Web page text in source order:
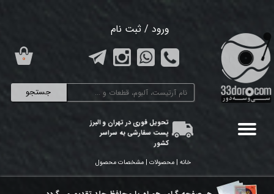
جستجو
ورود / ثبت نام
تغییر گذر واژه
سفارشات
تحویل فوری در تهران و البرز
پست سفارشی به سراسر
کشور
۰
خانه | محصولات | مشخصات محصول